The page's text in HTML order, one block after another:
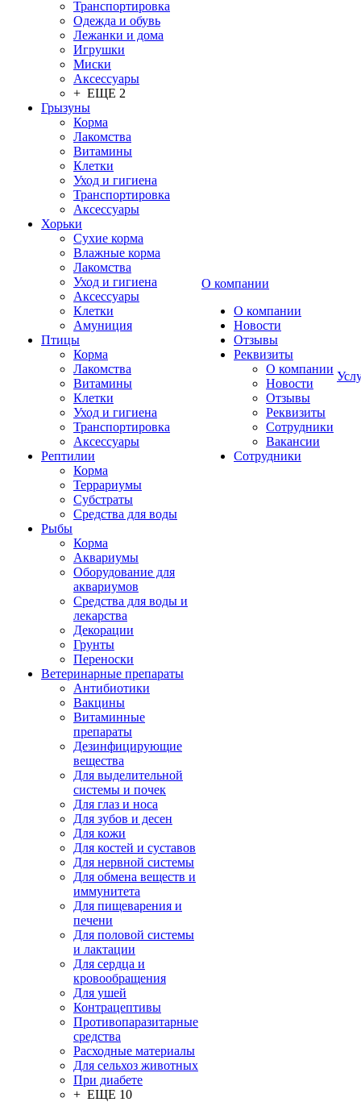
Транспортировка
Одежда и обувь
Лежанки и дома
Игрушки
Миски
Аксессуары
+ ЕЩЕ 2
Грызуны
Корма
Лакомства
Витамины
Клетки
Уход и гигиена
Транспортировка
Аксессуары
Хорьки
Сухие корма
Влажные корма
Лакомства
Уход и гигиена
Аксессуары
Клетки
Амуниция
Птицы
Корма
Лакомства
Витамины
Клетки
Уход и гигиена
Транспортировка
Аксессуары
Рептилии
Корма
Террариумы
Субстраты
Средства для воды
Рыбы
Корма
Аквариумы
Оборудование для
аквариумов
Средства для воды и
лекарства
Декорации
Грунты
Переноски
Ветеринарные препараты
Антибиотики
Вакцины
Витаминные
препараты
Дезинфицирующие
вещества
Для выделительной
системы и почек
Для глаз и носа
Для зубов и десен
Для кожи
Для костей и суставов
Для нервной системы
Для обмена веществ и
иммунитета
Для пищеварения и
печени
Для половой системы
и лактации
Для сердца и
кровообращения
Для ушей
Контрацептивы
Противопаразитарные
средства
Расходные материалы
Для сельхоз животных
При диабете
+ ЕЩЕ 10
О компании
О компании
Новости
Отзывы
Реквизиты
О компании
Новости
Отзывы
Реквизиты
Сотрудники
Вакансии
Сотрудники